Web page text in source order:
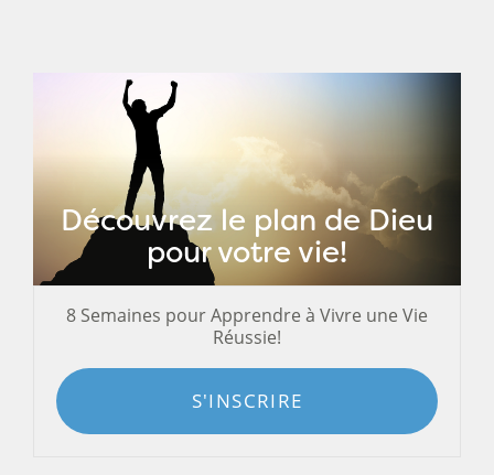
Découvrez le plan de Dieu
pour votre vie!
8 Semaines pour Apprendre à Vivre une Vie
Réussie!
S'INSCRIRE